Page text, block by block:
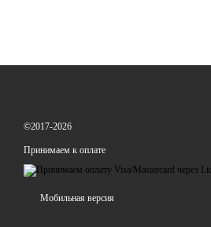
©2017-2026
Принимаем к оплате
Мобильная версия